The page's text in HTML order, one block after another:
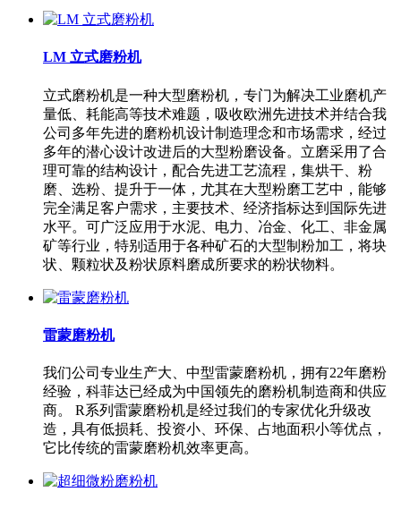
LM 立式磨粉机
立式磨粉机是一种大型磨粉机，专门为解决工业磨机产
量低、耗能高等技术难题，吸收欧洲先进技术并结合我
公司多年先进的磨粉机设计制造理念和市场需求，经过
多年的潜心设计改进后的大型粉磨设备。立磨采用了合
理可靠的结构设计，配合先进工艺流程，集烘干、粉
磨、选粉、提升于一体，尤其在大型粉磨工艺中，能够
完全满足客户需求，主要技术、经济指标达到国际先进
水平。可广泛应用于水泥、电力、冶金、化工、非金属
矿等行业，特别适用于各种矿石的大型制粉加工，将块
状、颗粒状及粉状原料磨成所要求的粉状物料。
雷蒙磨粉机
我们公司专业生产大、中型雷蒙磨粉机，拥有22年磨粉
经验，科菲达已经成为中国领先的磨粉机制造商和供应
商。 R系列雷蒙磨粉机是经过我们的专家优化升级改
造，具有低损耗、投资小、环保、占地面积小等优点，
它比传统的雷蒙磨粉机效率更高。